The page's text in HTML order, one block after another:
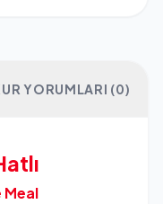
YORUMLARI (0)
Meal